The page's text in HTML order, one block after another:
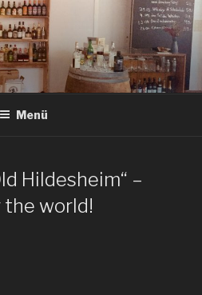
HILDESHEIM
Tequila und Tastings in Hildesheim
Menü
Hildesheim“ –
the world!